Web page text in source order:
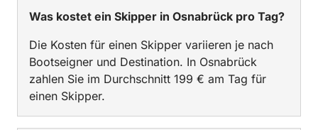
Was kostet ein Skipper in Osnabrück pro Tag?
Die Kosten für einen Skipper variieren je nach
Bootseigner und Destination. In Osnabrück
zahlen Sie im Durchschnitt 199 € am Tag für
einen Skipper.